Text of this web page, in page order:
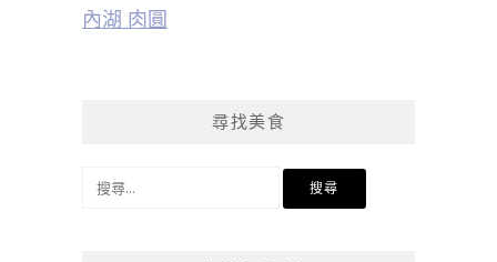
內湖 肉圓
尋找美食